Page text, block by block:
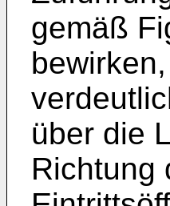
gemäß
über die
Richtung